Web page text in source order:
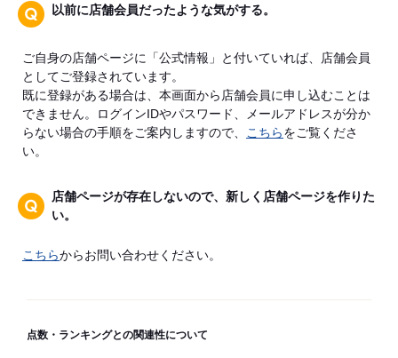
以前に店舗会員だったような気がする。
ご自身の店舗ページに「公式情報」と付いていれば、店舗会員
としてご登録されています。
既に登録がある場合は、本画面から店舗会員に申し込むことは
できません。ログインIDやパスワード、メールアドレスが分か
らない場合の手順をご案内しますので、
こちらをご覧くださ
い。
店舗ページが存在しないので、新しく店舗ページを作りた
い。
こちらからお問い合わせください。
点数・ランキングとの関連性について